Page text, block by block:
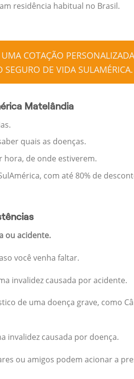
residência habitual no Brasil.
COTAÇÃO PERSONALIZADA
DE VIDA SULAMÉRICA.
Matelândia
quais as doenças.
hora, de onde estiverem.
com até 80% de
ou acidente.
você venha faltar.
invalidez causada por acidente.
de uma doença grave, como
invalidez causada por doença.
ou amigos podem acionar a